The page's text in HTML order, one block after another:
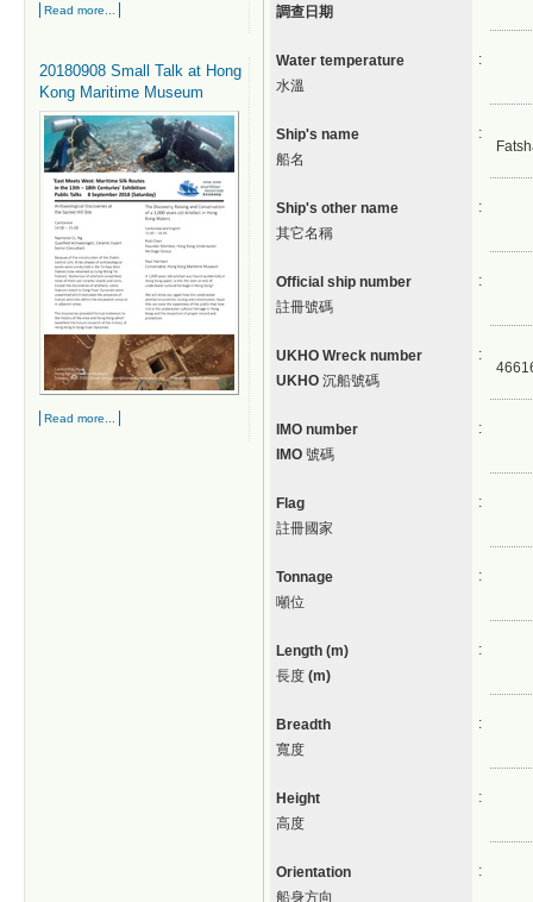
Read more...
20180908 Small Talk at Hong
Kong Maritime Museum
Read more...
調查日期
Water temperature
水溫
:
Ship's name
船名
:
Ship's other name
其它名稱
:
Official ship number
註冊號碼
:
UKHO Wreck number
UKHO 沉船號碼
:
IMO number
IMO 號碼
:
Flag
註冊國家
:
Tonnage
噸位
:
Length (m)
長度 (m)
:
Breadth
寬度
:
Height
高度
:
Orientation
船身方向
: